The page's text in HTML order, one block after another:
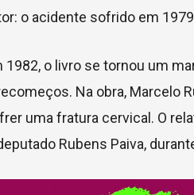
o acidente sofrido em
o livro se tornou um
Na obra, Marcelo
uma fratura cervical. O
Rubens Paiva,